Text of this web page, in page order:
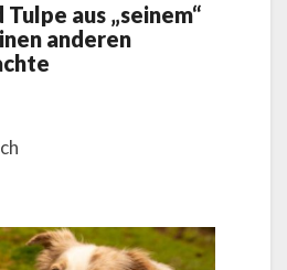
aus „seinem“
anderen